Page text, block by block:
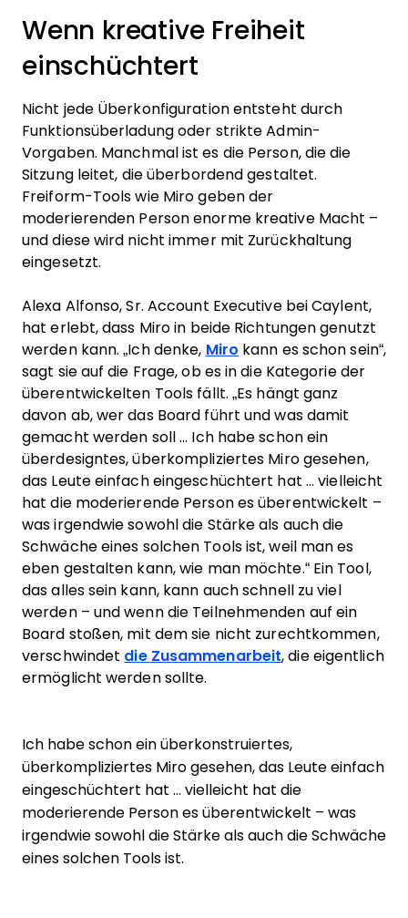
Wenn kreative Freiheit
einschüchtert
Nicht jede Überkonfiguration entsteht durch
Funktionsüberladung oder strikte Admin-
Vorgaben. Manchmal ist es die Person, die die
Sitzung leitet, die überbordend gestaltet.
Freiform-Tools wie Miro geben der
moderierenden Person enorme kreative Macht –
und diese wird nicht immer mit Zurückhaltung
eingesetzt.
Alexa Alfonso, Sr. Account Executive bei Caylent,
hat erlebt, dass Miro in beide Richtungen genutzt
werden kann. „Ich denke, Miro kann es schon sein“,
sagt sie auf die Frage, ob es in die Kategorie der
überentwickelten Tools fällt. „Es hängt ganz
davon ab, wer das Board führt und was damit
gemacht werden soll ... Ich habe schon ein
überdesigntes, überkompliziertes Miro gesehen,
das Leute einfach eingeschüchtert hat ... vielleicht
hat die moderierende Person es überentwickelt –
was irgendwie sowohl die Stärke als auch die
Schwäche eines solchen Tools ist, weil man es
eben gestalten kann, wie man möchte.“ Ein Tool,
das alles sein kann, kann auch schnell zu viel
werden – und wenn die Teilnehmenden auf ein
Board stoßen, mit dem sie nicht zurechtkommen,
verschwindet die Zusammenarbeit, die eigentlich
ermöglicht werden sollte.
Ich habe schon ein überkonstruiertes,
überkompliziertes Miro gesehen, das Leute einfach
eingeschüchtert hat … vielleicht hat die
moderierende Person es überentwickelt – was
irgendwie sowohl die Stärke als auch die Schwäche
eines solchen Tools ist.